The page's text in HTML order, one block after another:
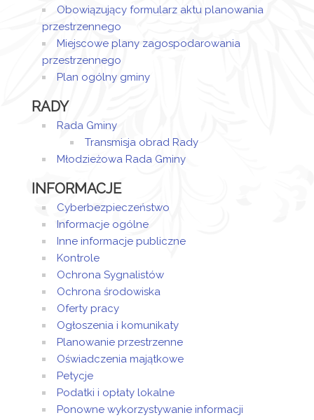
Obowiązujący formularz aktu planowania
przestrzennego
Miejscowe plany zagospodarowania
przestrzennego
Plan ogólny gminy
RADY
Rada Gminy
Transmisja obrad Rady
Młodzieżowa Rada Gminy
INFORMACJE
Cyberbezpieczeństwo
Informacje ogólne
Inne informacje publiczne
Kontrole
Ochrona Sygnalistów
Ochrona środowiska
Oferty pracy
Ogłoszenia i komunikaty
Planowanie przestrzenne
Oświadczenia majątkowe
Petycje
Podatki i opłaty lokalne
Ponowne wykorzystywanie informacji